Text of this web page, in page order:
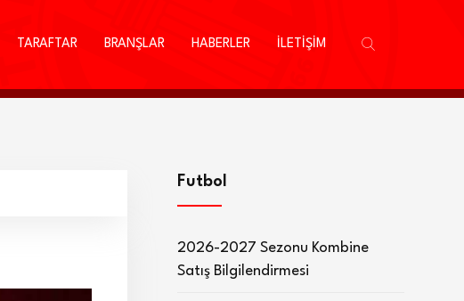
TARAFTAR BRANŞLAR HABERLER İLETİŞİM
Futbol
2026-2027 Sezonu Kombine
Satış Bilgilendirmesi